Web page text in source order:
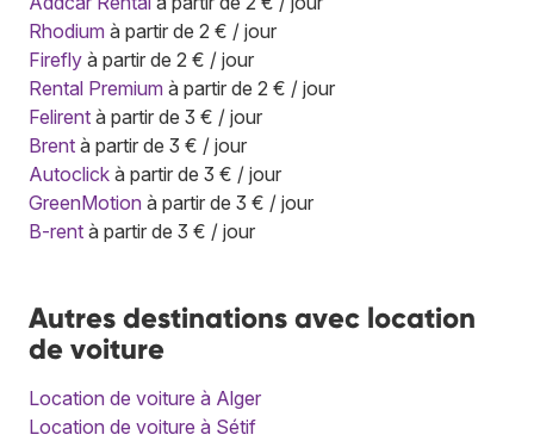
Rhodium à partir de 2 € / jour
Firefly à partir de 2 € / jour
Rental Premium à partir de 2 € / jour
Felirent à partir de 3 € / jour
Brent à partir de 3 € / jour
Autoclick à partir de 3 € / jour
GreenMotion à partir de 3 € / jour
B-rent à partir de 3 € / jour
Autres destinations avec location
de voiture
Location de voiture à Alger
Location de voiture à Sétif